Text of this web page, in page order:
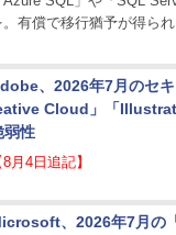
。有償で移行猶予が得ら
、2026年7月のセ
Cloud」「
弱性
8月4日追記】
、2026年7月の